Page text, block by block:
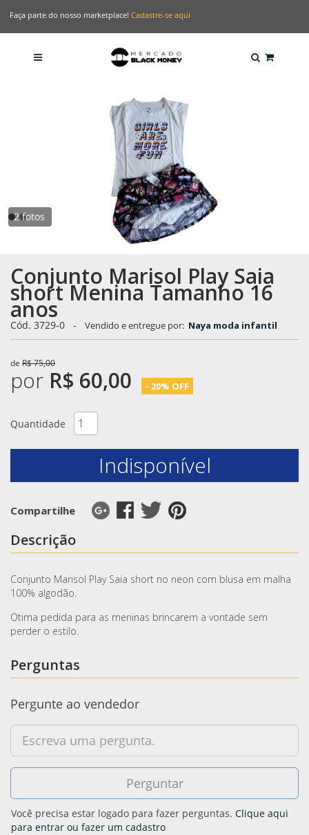
Faça parte do nosso marketplace! Cadastre-se aqui
2 fotos
Conjunto Marisol Play Saia
short Menina Tamanho 16
anos
Cód. 3729-0 - Vendido e entregue por: Naya moda infantil
de R$ 75,00
por R$ 60,00 - 20% OFF
Quantidade
Indisponível
Compartilhe
Descrição
Conjunto Marisol Play Saia short no neon com blusa em malha
100% algodão.
Otima pedida para as meninas brincarem a vontade sem
perder o estilo.
Perguntas
Pergunte ao vendedor
Você precisa estar logado para fazer perguntas. Clique aqui
para entrar ou fazer um cadastro